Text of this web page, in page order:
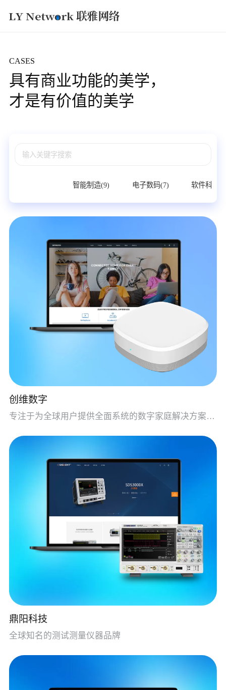
CASES
具有商业功能的美学，
才是有价值的美学
智能制造(9) 电子数码(7) 软件科技
创维数字
专注于为全球用户提供全面系统的数字家庭解决方案与服务的国家级高新技术企业
鼎阳科技
全球知名的测试测量仪器品牌